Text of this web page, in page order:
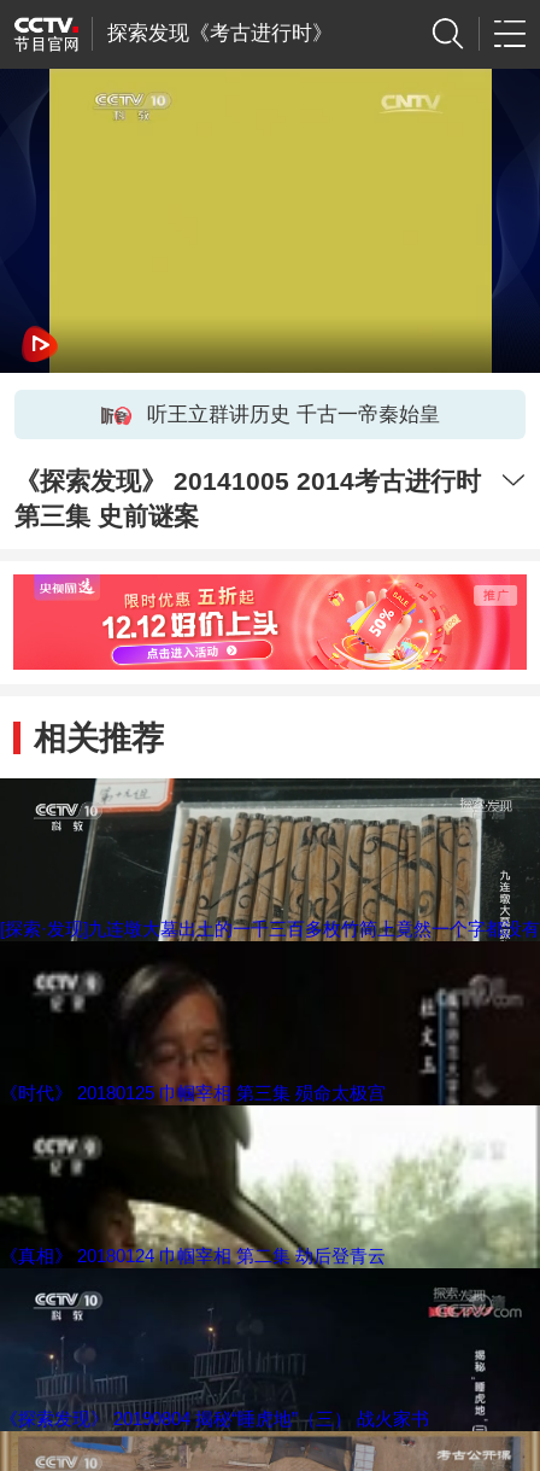
探索发现《考古进行时》
听王立群讲历史 千古一帝秦始皇
《探索发现》 20141005 2014考古进行时
第三集 史前谜案
相关推荐
[探索·发现]九连墩大墓出土的一千三百多枚竹简上竟然一个字都没有
《时代》 20180125 巾帼宰相 第三集 殒命太极宫
《真相》 20180124 巾帼宰相 第二集 劫后登青云
《探索发现》 20190804 揭秘“睡虎地”（三） 战火家书